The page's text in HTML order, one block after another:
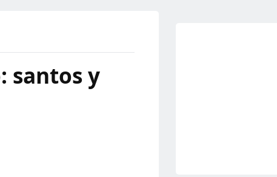
santos y